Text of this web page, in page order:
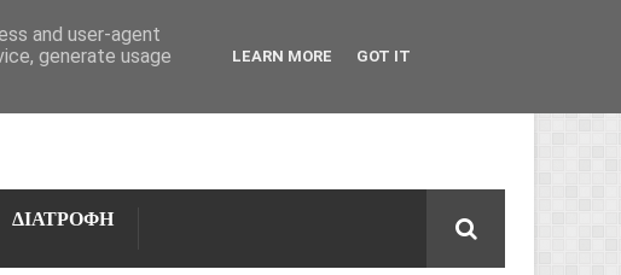
ΔΙΑΤΡΟΦΗ
and user-agent
generate usage
LEARN MORE GOT IT